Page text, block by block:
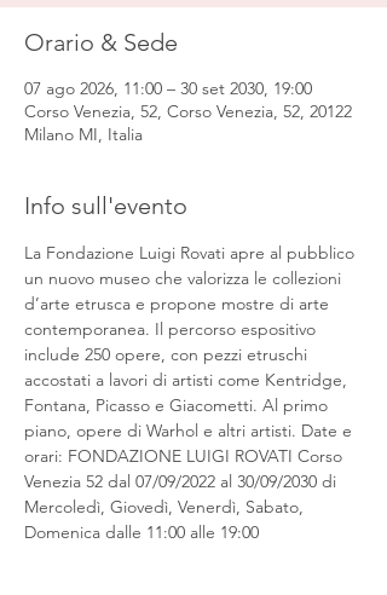
Orario & Sede
07 ago 2026, 11:00 – 30 set 2030, 19:00
Corso Venezia, 52, Corso Venezia, 52, 20122
Milano MI, Italia
Info sull'evento
La Fondazione Luigi Rovati apre al pubblico
un nuovo museo che valorizza le collezioni
d’arte etrusca e propone mostre di arte
contemporanea. Il percorso espositivo
include 250 opere, con pezzi etruschi
accostati a lavori di artisti come Kentridge,
Fontana, Picasso e Giacometti. Al primo
piano, opere di Warhol e altri artisti. Date e
orari: FONDAZIONE LUIGI ROVATI Corso
Venezia 52 dal 07/09/2022 al 30/09/2030 di
Mercoledì, Giovedì, Venerdì, Sabato,
Domenica dalle 11:00 alle 19:00